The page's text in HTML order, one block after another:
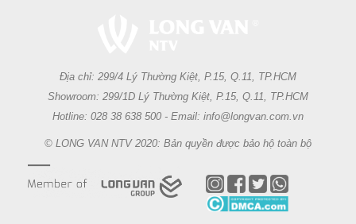
Địa chỉ: 299/4 Lý Thường Kiệt, P.15, Q.11, TP.HCM
Showroom: 299/1D Lý Thường Kiệt, P.15, Q.11, TP.HCM
Hotline: 028 38 638 500 - Email: info@longvan.com.vn
© LONG VAN NTV 2020: Bản quyền được bảo hộ toàn bộ